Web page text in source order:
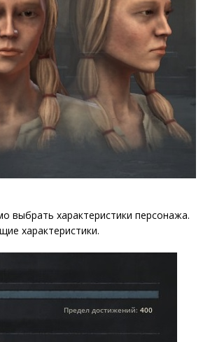
выбрать характеристики персонажа.
характеристики.